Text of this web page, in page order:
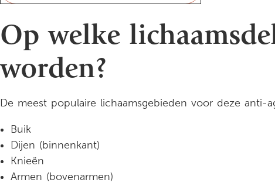
Op welke
worden?
De meest populaire lichaamsgebieden voor deze anti-
Buik
Dijen (binnenkant)
Knieën
Armen (bovenarmen)